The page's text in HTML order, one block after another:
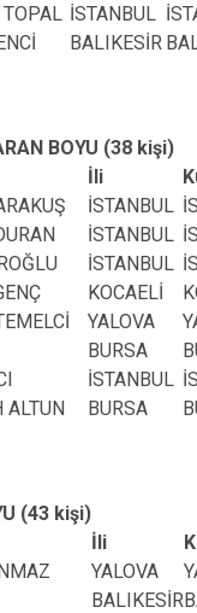
İSTANBUL
BALIKESİR
BOYU (38 kişi)
İli
İSTANBUL
İSTANBUL
İSTANBUL
KOCAELİ
YALOVA
BURSA
İSTANBUL
ALTUN BURSA
(43 kişi)
İli
YALOVA
BALIKESİR